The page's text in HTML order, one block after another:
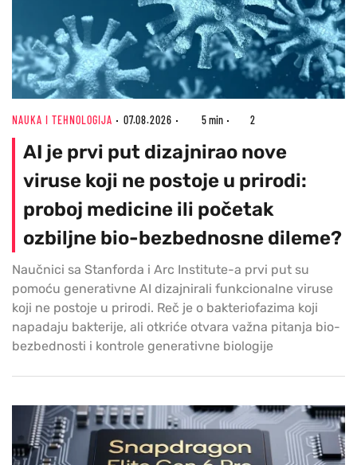
NAUKA I TEHNOLOGIJA 07.08.2026 5 min 2
AI je prvi put dizajnirao nove
viruse koji ne postoje u prirodi:
proboj medicine ili početak
ozbiljne bio-bezbednosne dileme?
Naučnici sa Stanforda i Arc Institute-a prvi put su
pomoću generativne AI dizajnirali funkcionalne viruse
koji ne postoje u prirodi. Reč je o bakteriofazima koji
napadaju bakterije, ali otkriće otvara važna pitanja bio-
bezbednosti i kontrole generativne biologije